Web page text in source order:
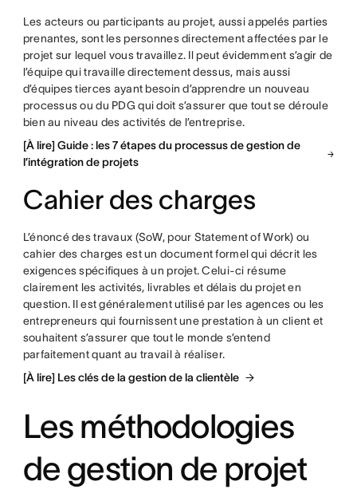
Les acteurs ou participants au projet, aussi appelés parties
prenantes, sont les personnes directement affectées par le
projet sur lequel vous travaillez. Il peut évidemment s’agir de
l’équipe qui travaille directement dessus, mais aussi
d’équipes tierces ayant besoin d’apprendre un nouveau
processus ou du PDG qui doit s’assurer que tout se déroule
bien au niveau des activités de l’entreprise.
[À lire] Guide : les 7 étapes du processus de gestion de
l’intégration de projets
Cahier des charges
L’énoncé des travaux (SoW, pour Statement of Work) ou
cahier des charges est un document formel qui décrit les
exigences spécifiques à un projet. Celui-ci résume
clairement les activités, livrables et délais du projet en
question. Il est généralement utilisé par les agences ou les
entrepreneurs qui fournissent une prestation à un client et
souhaitent s’assurer que tout le monde s’entend
parfaitement quant au travail à réaliser.
[À lire] Les clés de la gestion de la clientèle
Les méthodologies
de gestion de projet